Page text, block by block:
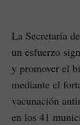
La Secretaría
un esfuerzo
y promover el
mediante el
vacunación
en los 41